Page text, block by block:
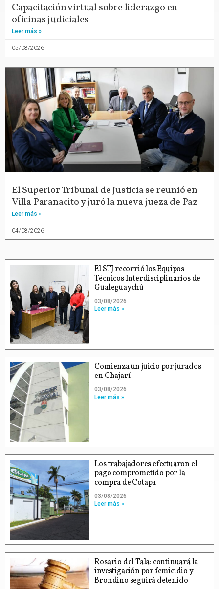
Capacitación virtual sobre liderazgo en
oficinas judiciales
Leer más »
05/08/2026
El Superior Tribunal de Justicia se reunió en
Villa Paranacito y juró la nueva jueza de Paz
Leer más »
04/08/2026
El STJ recorrió los Equipos
Técnicos Interdisciplinarios de
Gualeguaychú
03/08/2026
Leer más »
Comienza un juicio por jurados
en Chajarí
03/08/2026
Leer más »
Los trabajadores efectuaron el
pago comprometido por la
compra de Cotapa
03/08/2026
Leer más »
Rosario del Tala: continuará la
investigación por femicidio y
Brondino seguirá detenido